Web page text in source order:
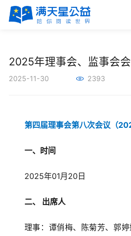
首页
关于满天星
新闻资讯
公益项目
爱心捐赠
2025年理事会、监事会
2025-11-30 2393
第四届理事会第八次会议（
一、时间
2025年01月20日
二、 出席人
理事：谭俏梅、陈菊芳、郭